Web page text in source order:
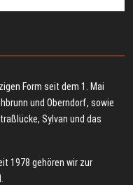
Form seit dem 1. Mai
und Oberndorf, sowie
Sylvan und das
1978 gehören wir zur